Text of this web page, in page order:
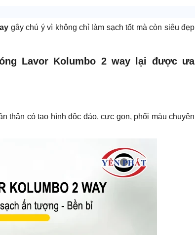
gây chú ý vì không chỉ làm sạch tốt mà còn siêu đẹp
Lavor Kolumbo 2 way lại được ưa
thân có tạo hình độc đáo, cực gọn, phối màu chuyên